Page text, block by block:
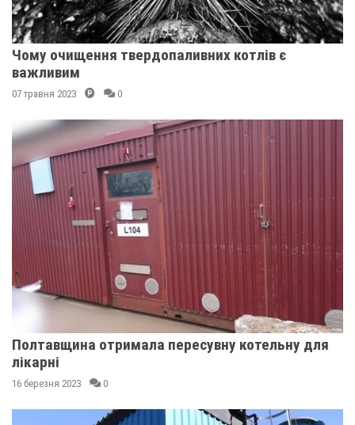
Чому очищення твердопаливних котлів є
важливим
07 травня 2023 0
Полтавщина отримала пересувну котельну для
лікарні
16 березня 2023 0